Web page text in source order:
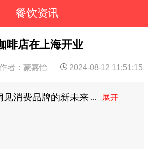
餐饮资讯
啡店在上海开业
作者：蒙嘉怡 2024-08-12 11:51:15
见消费品牌的新未来